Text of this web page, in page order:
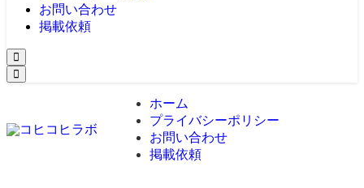
お問い合わせ
掲載依頼
ホーム
プライバシーポリシー
お問い合わせ
掲載依頼